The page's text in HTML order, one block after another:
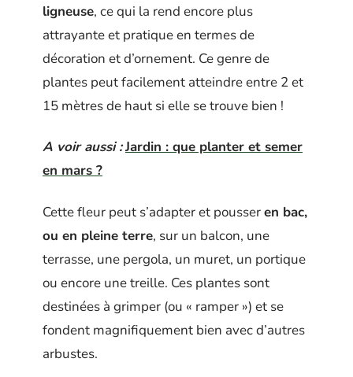
ligneuse, ce qui la rend encore plus
attrayante et pratique en termes de
décoration et d’ornement. Ce genre de
plantes peut facilement atteindre entre 2 et
15 mètres de haut si elle se trouve bien !
A voir aussi :Jardin : que planter et semer
en mars ?
Cette fleur peut s’adapter et pousseren bac,
ou en pleine terre, sur un balcon, une
terrasse, une pergola, un muret, un portique
ou encore une treille. Ces plantes sont
destinées à grimper (ou « ramper ») et se
fondent magnifiquement bien avec d’autres
arbustes.